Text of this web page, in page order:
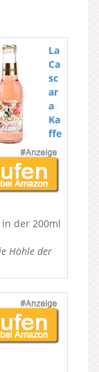
La
Ca
sc
ar
a
Ka
ffe
der 200ml
Höhle der